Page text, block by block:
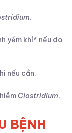
.
yếm khí* nếu do
nếu cần.
Clostridium.
BỆNH